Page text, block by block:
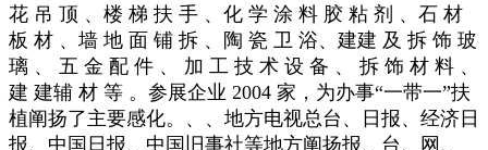
花 吊 顶 、楼 梯 扶 手 、化 学 涂 料 胶 粘 剂 、石 材
板 材 、墙 地 面 铺 拆 、陶 瓷 卫 浴、建建 及 拆 饰 玻
璃 、 五 金 配 件 、 加 工 技 术 设 备 、 拆 饰 材 料 、
建 建辅 材 等 。参展企业 2004 家，为办事“一带一”扶
植阐扬了主要感化。、、地方电视总台、日报、经济日
报、中国日报、中国旧事社等地方阐扬报、台、网、